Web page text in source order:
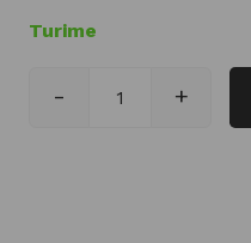
Turime
produkto
- +